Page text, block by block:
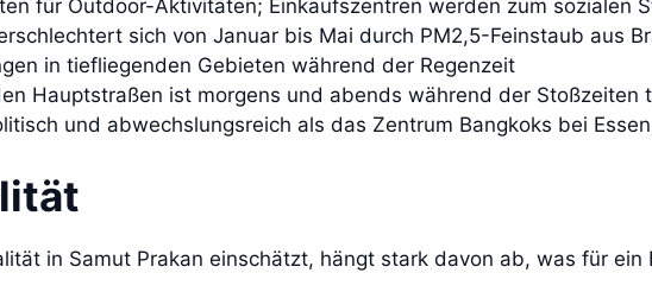
für Outdoor-Aktivitäten; Einkaufszentren werden zum sozialen
sich von Januar bis Mai durch PM2,5-Feinstaub aus
in tiefliegenden Gebieten während der Regenzeit
Hauptstraßen ist morgens und abends während der Stoßzeiten
und abwechslungsreich als das Zentrum Bangkoks bei
in Samut Prakan einschätzt, hängt stark davon ab, was für ein